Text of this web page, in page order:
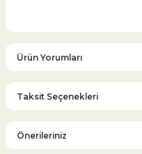
Ürün Yorumları
Bu ürüne
Taksit Seçenekleri
Önerileriniz